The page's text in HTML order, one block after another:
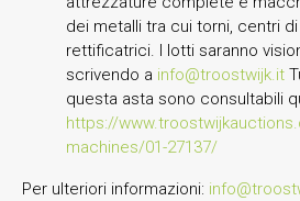
dei metalli tra cui torni, centri
rettificatrici. I lotti saranno
scrivendo a info@troostwijk.it
questa asta sono consultabili
https://
machines/01-27137/
Per ulteriori informazioni: